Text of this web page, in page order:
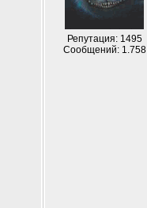
Репутация: 1495
Сообщений: 1.758